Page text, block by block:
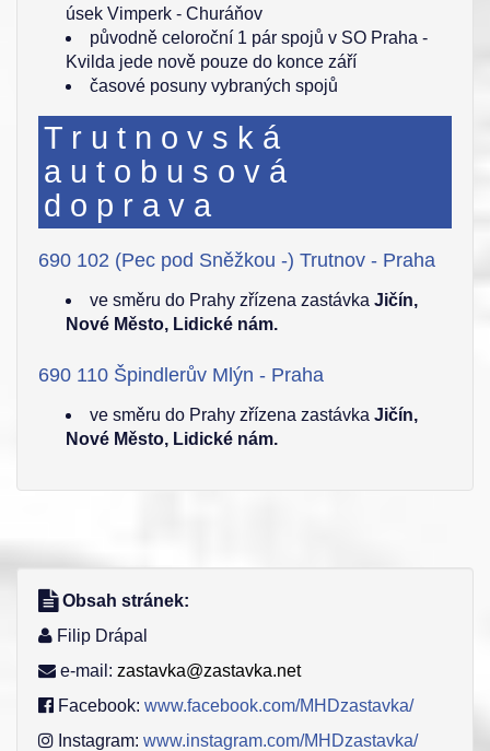
úsek Vimperk - Churáňov
původně celoroční 1 pár spojů v SO Praha -
Kvilda jede nově pouze do konce září
časové posuny vybraných spojů
Trutnovská
autobusová
doprava
690 102 (Pec pod Sněžkou -) Trutnov - Praha
ve směru do Prahy zřízena zastávka Jičín,
Nové Město, Lidické nám.
690 110 Špindlerův Mlýn - Praha
ve směru do Prahy zřízena zastávka Jičín,
Nové Město, Lidické nám.
Obsah stránek:
Filip Drápal
e-mail: zastavka@zastavka.net
Facebook: www.facebook.com/MHDzastavka/
Instagram: www.instagram.com/MHDzastavka/